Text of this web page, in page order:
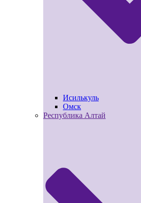
Исилькуль
Омск
Республика Алтай